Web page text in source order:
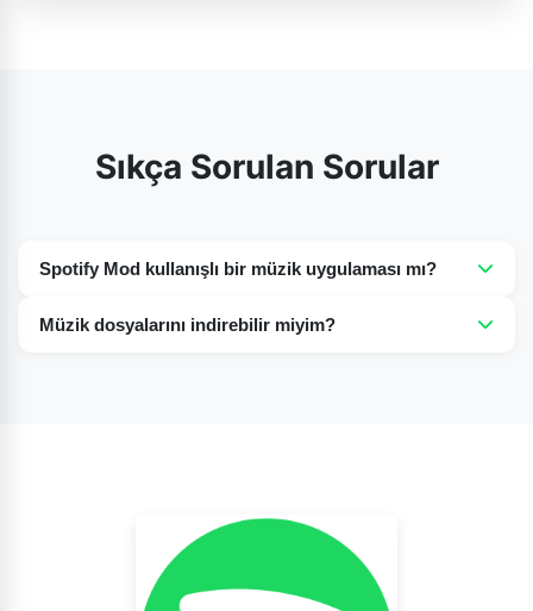
Sıkça Sorulan Sorular
Spotify Mod kullanışlı bir müzik uygulaması mı?
milyonlarca şarkının keyfini ücretsiz olarak çıkarabilirler
Müzik dosyalarını indirebilir miyim?